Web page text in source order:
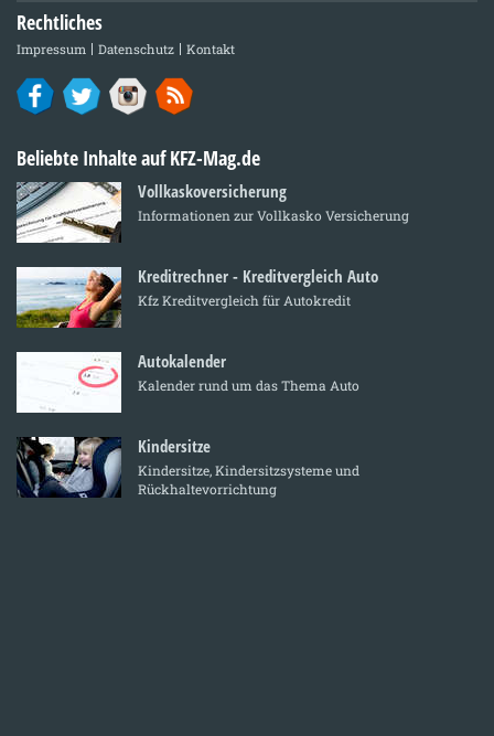
Rechtliches
Impressum Datenschutz Kontakt
Beliebte Inhalte auf KFZ-Mag.de
Vollkaskoversicherung
Informationen zur Vollkasko Versicherung
Kreditrechner - Kreditvergleich Auto
Kfz Kreditvergleich für Autokredit
Autokalender
Kalender rund um das Thema Auto
Kindersitze
Kindersitze, Kindersitzsysteme und
Rückhaltevorrichtung